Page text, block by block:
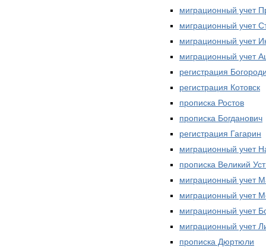
миграционный учет
миграционный учет
миграционный учет
миграционный учет
регистрация
регистрация Котовск
прописка Ростов
прописка Богданович
регистрация Гагарин
миграционный учет
прописка Великий
миграционный учет
миграционный учет
миграционный учет
миграционный учет
прописка Дюртюли